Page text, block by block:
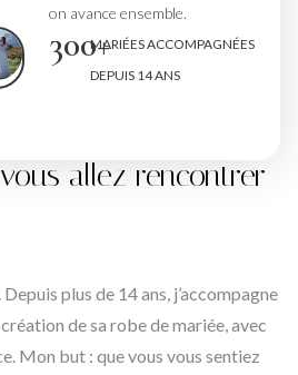
on avance ensemble.
300+MARIÉES ACCOMPAGNÉES
DEPUIS 14 ANS
allez rencontrer
plus de 14 ans, j’accompagne
de sa robe de mariée, avec
Mon but : que vous vous sentiez